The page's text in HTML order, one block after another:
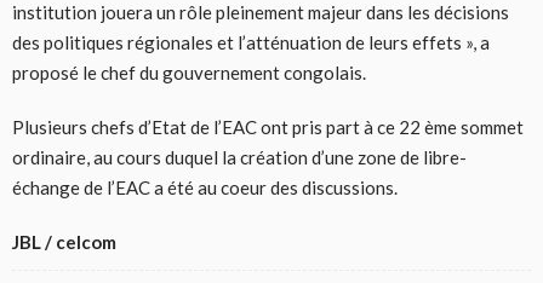
institution jouera un rôle pleinement majeur dans les décisions
des politiques régionales et l’atténuation de leurs effets », a
proposé le chef du gouvernement congolais.
Plusieurs chefs d’Etat de l’EAC ont pris part à ce 22 ème sommet
ordinaire, au cours duquel la création d’une zone de libre-
échange de l’EAC a été au coeur des discussions.
JBL / celcom